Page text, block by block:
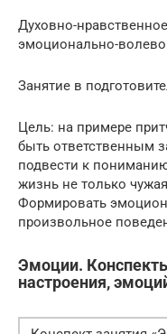
Духовно-
эмоционально-
Занятие в
Цель: на примере
быть ответственным
подвести к
жизнь не только
Формировать
произвольное
Эмоции.
настроения,